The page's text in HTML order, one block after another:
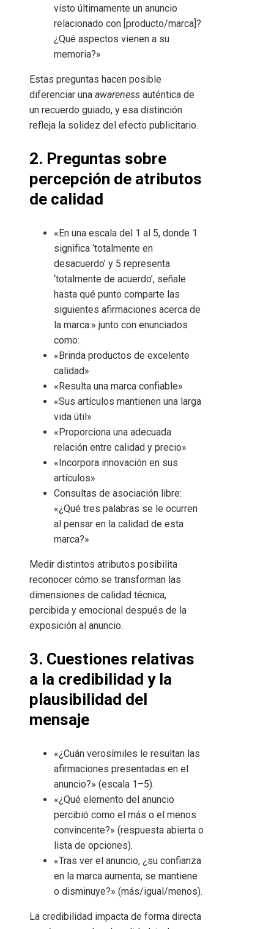
visto últimamente un anuncio
relacionado con [producto/marca]?
¿Qué aspectos vienen a su
memoria?»
Estas preguntas hacen posible
diferenciar una awareness auténtica de
un recuerdo guiado, y esa distinción
refleja la solidez del efecto publicitario.
2. Preguntas sobre
percepción de atributos
de calidad
«En una escala del 1 al 5, donde 1
significa ‘totalmente en
desacuerdo’ y 5 representa
‘totalmente de acuerdo’, señale
hasta qué punto comparte las
siguientes afirmaciones acerca de
la marca:» junto con enunciados
como:
«Brinda productos de excelente
calidad»
«Resulta una marca confiable»
«Sus artículos mantienen una larga
vida útil»
«Proporciona una adecuada
relación entre calidad y precio»
«Incorpora innovación en sus
artículos»
Consultas de asociación libre:
«¿Qué tres palabras se le ocurren
al pensar en la calidad de esta
marca?»
Medir distintos atributos posibilita
reconocer cómo se transforman las
dimensiones de calidad técnica,
percibida y emocional después de la
exposición al anuncio.
3. Cuestiones relativas
a la credibilidad y la
plausibilidad del
mensaje
«¿Cuán verosímiles le resultan las
afirmaciones presentadas en el
anuncio?» (escala 1–5).
«¿Qué elemento del anuncio
percibió como el más o el menos
convincente?» (respuesta abierta o
lista de opciones).
«Tras ver el anuncio, ¿su confianza
en la marca aumenta, se mantiene
o disminuye?» (más/igual/menos).
La credibilidad impacta de forma directa